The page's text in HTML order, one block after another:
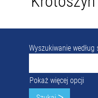
Wyszukiwanie według
Pokaż więcej opcji